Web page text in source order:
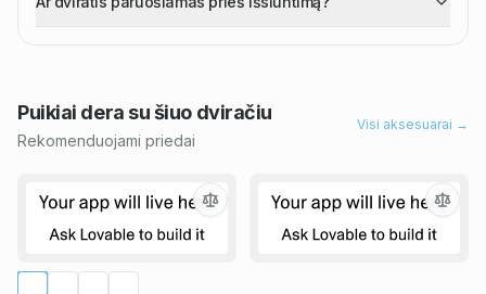
Puikiai dera su šiuo dviračiu
Rekomenduojami priedai
Visi aksesuarai →